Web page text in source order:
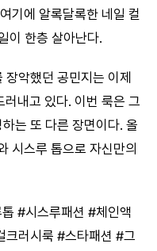
기에 알록달록한 네일 컬
이 한층 살아난다.
악했던 공민지는 이제
내고 있다. 이번 룩은 그
는 또 다른 장면이다. 올
시스루 톱으로 자신만의
#시스루패션 #체인액
러시룩 #스타패션 #그